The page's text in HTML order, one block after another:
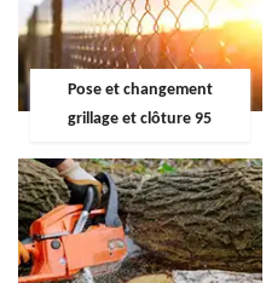
Pose et changement
grillage et clôture 95